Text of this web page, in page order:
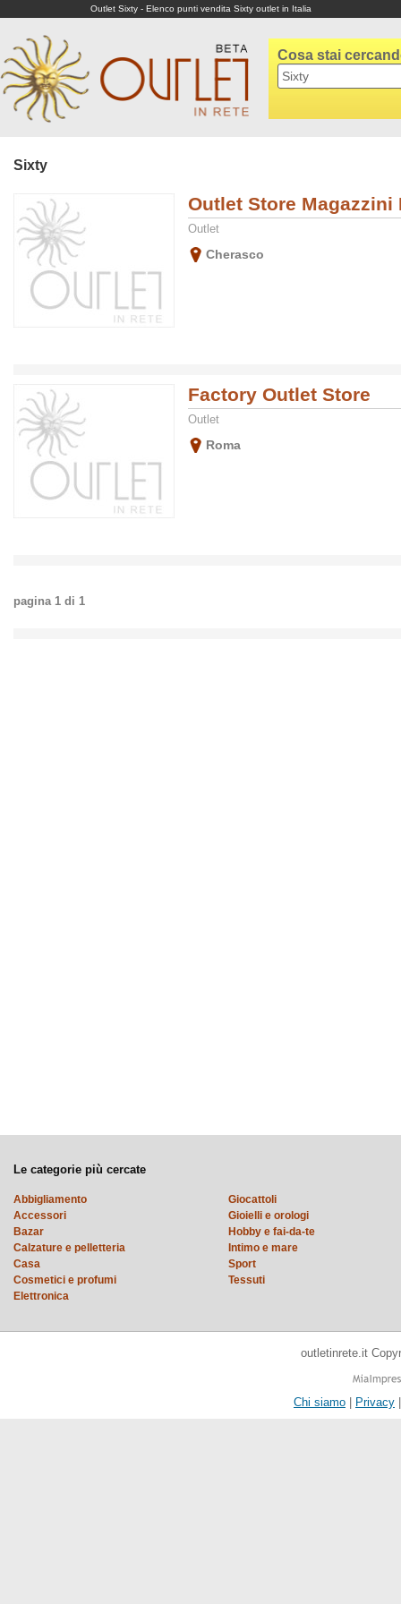
Outlet Sixty - Elenco punti vendita Sixty outlet in Italia
Cosa stai
Sixty
Outlet Store Magazzini
Outlet
Cherasco
Factory Outlet Store
Outlet
Roma
pagina 1 di 1
Le categorie più cercate
Abbigliamento
Accessori
Bazar
Calzature e pelletteria
Casa
Cosmetici e profumi
Elettronica
Giocattoli
Gioielli e orologi
Hobby e fai-da-te
Intimo e mare
Sport
Tessuti
outletinrete.it
Chi siamo | Privacy